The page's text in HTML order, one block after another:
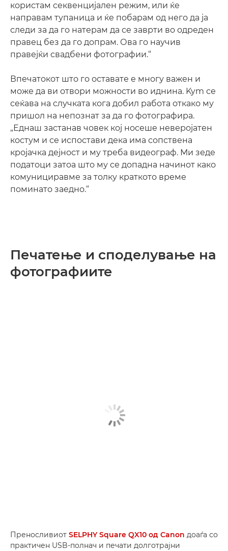
користам секвенцијален режим, или ќе
направам тупаница и ќе побарам од него да ја
следи за да го натерам да се заврти во одреден
правец без да го допрам. Ова го научив
правејќи свадбени фотографии.“
Впечатокот што го оставате е многу важен и
може да ви отвори можности во иднина. Kym се
сеќава на случката кога добил работа откако му
пришол на непознат за да го фотографира.
„Еднаш застанав човек кој носеше неверојатен
костум и се испостави дека има сопствена
кројачка дејност и му треба видеограф. Ми зеде
податоци затоа што му се допадна начинот како
комунициравме за толку краткото време
поминато заедно.“
Печатење и споделување на
фотографиите
Преносливиот SELPHY Square QX10 од Canon доаѓа со
практичен USB-полнач и печати долготрајни